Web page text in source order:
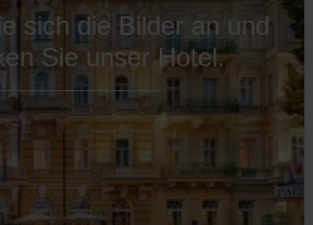
sich die Bilder an und
Sie unser Hotel.